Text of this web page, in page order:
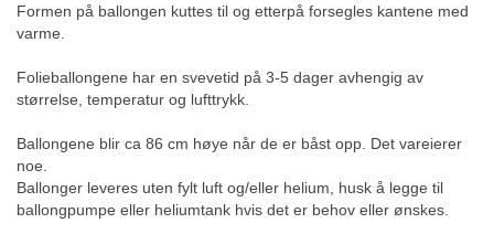
Formen på ballongen kuttes til og etterpå forsegles kantene med
varme.
Folieballongene har en svevetid på 3-5 dager avhengig av
størrelse, temperatur og lufttrykk.
Ballongene blir ca 86 cm høye når de er båst opp. Det vareierer
noe.
Ballonger leveres uten fylt luft og/eller helium, husk å legge til
ballongpumpe eller heliumtank hvis det er behov eller ønskes.